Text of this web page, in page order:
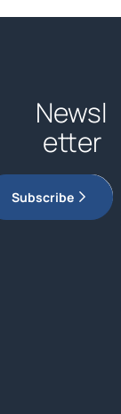
Newsl
etter
Subscribe